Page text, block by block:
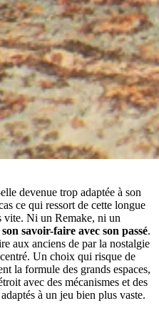
devenue trop adaptée à son
ce qui ressort de cette longue
vite. Ni un Remake, ni un
son savoir-faire avec son passé.
aux anciens de par la nostalgie
Un choix qui risque de
la formule des grands espaces,
avec des mécanismes et des
à un jeu bien plus vaste.